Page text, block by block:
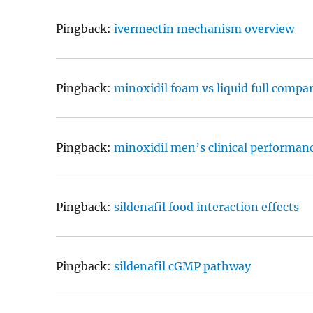
Pingback:ivermectin mechanism overview
Pingback:minoxidil foam vs liquid full
Pingback:minoxidil men’s clinical
Pingback:sildenafil food interaction effects
Pingback:sildenafil cGMP pathway